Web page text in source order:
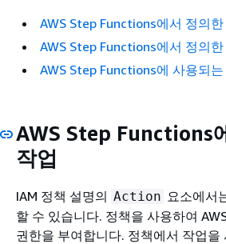
AWS Step Functions에서 정의한
AWS Step Functions에서 정의
AWS Step Functions에 사용되는
AWS Step Functions
작업
IAM 정책 설명의 Action 요소에서
할 수 있습니다. 정책을 사용하여
권한을 부여합니다. 정책에서 작업을